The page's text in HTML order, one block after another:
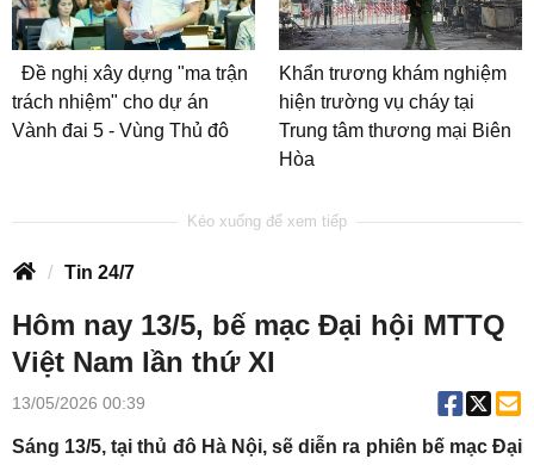
Đề nghị xây dựng "ma trận
trách nhiệm" cho dự án
Vành đai 5 - Vùng Thủ đô
Khẩn trương khám nghiệm
hiện trường vụ cháy tại
Trung tâm thương mại Biên
Hòa
Tin 24/7
Hôm nay 13/5, bế mạc Đại hội MTTQ
Việt Nam lần thứ XI
13/05/2026 00:39
Sáng 13/5, tại thủ đô Hà Nội, sẽ diễn ra phiên bế mạc Đại